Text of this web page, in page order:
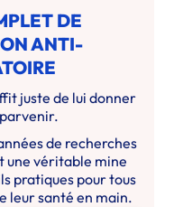
DE
ANTI-
juste de lui donner
parvenir.
de recherches
une véritable mine
pratiques pour tous
leur santé en main.